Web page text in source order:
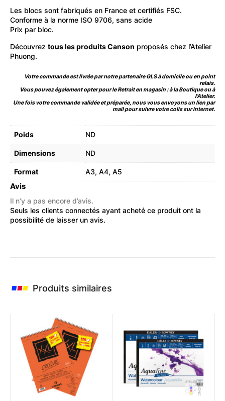
Les blocs sont fabriqués en France et certifiés FSC.
Conforme à la norme ISO 9706, sans acide
Prix par bloc.
Découvrez tous les produits Canson proposés chez l’Atelier
Phuong.
Votre commande est livrée par notre partenaire GLS à domicile ou en point
relais.
Vous pouvez également opter pour le Retrait en magasin : à la Boutique ou à
l’Atelier.
Une fois votre commande validée et préparée, nous vous envoyons un lien par
mail pour suivre votre colis sur internet.
Poids ND
Dimensions ND
Format A3, A4, A5
Avis
Il n’y a pas encore d’avis.
Seuls les clients connectés ayant acheté ce produit ont la
possibilité de laisser un avis.
Produits similaires